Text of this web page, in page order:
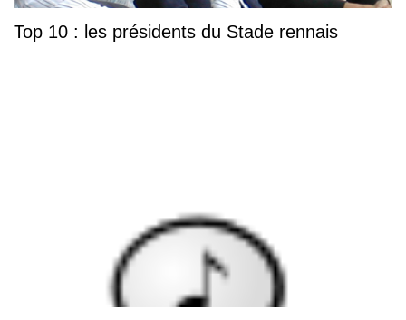
Top 10 : les présidents du Stade rennais